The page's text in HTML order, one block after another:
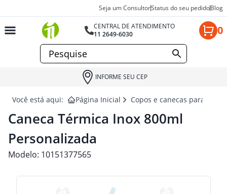
Seja um ConsultorStatus do seu pedidoBlog
CENTRAL DE ATENDIMENTO
11 2649-6030
0
INFORME SEU CEP
Você está aqui: Página Inicial Copos e canecas para
Caneca Térmica Inox 800ml
Personalizada
Modelo: 10151377565